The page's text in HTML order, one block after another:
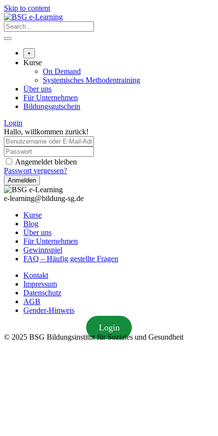
Skip to content
+
Kurse
On Demand
Systemisches Methodentraining
Über uns
Für Unternehmen
Bildungsgutschein
Login
Hallo, willkommen zurück!
Angemeldet bleiben
Passwort vergessen?
Anmelden
e-learning@bildung-sg.de
Kurse
Blog
Über uns
Für Unternehmen
Gewinnspiel
FAQ – Häufig gestellte Fragen
Kontakt
Impressum
Datenschutz
AGB
Gender-Hinweis
Login
© 2025 BSG Bildungsinstitut für Soziales und Gesundheit